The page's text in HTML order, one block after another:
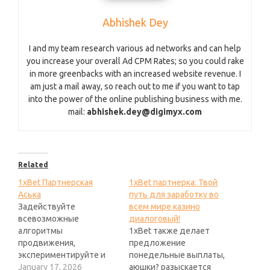
Abhishek Dey
I and my team research various ad networks and can help
you increase your overall Ad CPM Rates; so you could rake
in more greenbacks with an increased website revenue. I
am just a mail away, so reach out to me if you want to tap
into the power of the online publishing business with me.
mail: abhishek.dey@digimyx.com
Related
1xBet Партнерская
Аська
Задействуйте
всевозможные
алгоритмы
продвижения,
экспериментируйте и
отслеживайте итоги. Не
January 17, 2026
1xBet партнерка: Твой
путь для заработку во
всем мире казино
диалоговый!
1xBet также делает
предложение
понедельные выплаты,
аюшки? разыскается